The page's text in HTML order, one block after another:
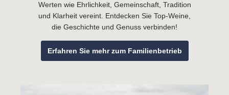
Werten wie Ehrlichkeit, Gemeinschaft, Tradition
und Klarheit vereint. Entdecken Sie Top-Weine,
die Geschichte und Genuss verbinden!
Erfahren Sie mehr zum Familienbetrieb